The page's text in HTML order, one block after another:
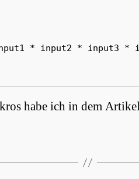
* input2 * input3 *
habe ich in dem